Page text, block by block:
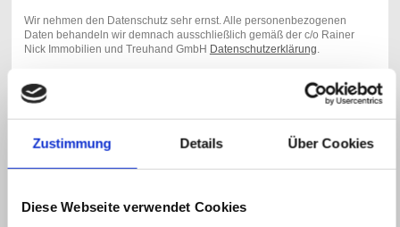
Zustimmung Details Über Cookies
Diese Webseite verwendet Cookies
Wir nehmen den Datenschutz sehr ernst. Alle personenbezogenen
Daten behandeln wir demnach ausschließlich gemäß der c/o Rainer
Nick Immobilien und Treuhand GmbH Datenschutzerklärung.
die Benutzung von Cookies und ähnlichen Technologien, um die
Funktionsweise der Website zu analysieren, Social-Media-Funktionen
bereitzustellen und personalisierte kommerzielle Inhalte auf dieser und
anderen Websites anzubieten. Wenn Sie dies nicht möchten, verlassen
Sie bitte diesen Internetauftritt. Besten Dank !
wir uns, Ihnen unser exklusives Angebots- und Dienstleistungsportfolio